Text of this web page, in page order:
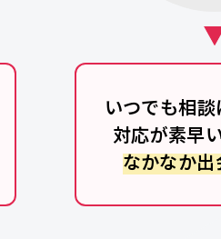
いつでも相
対応が素早
なかなか